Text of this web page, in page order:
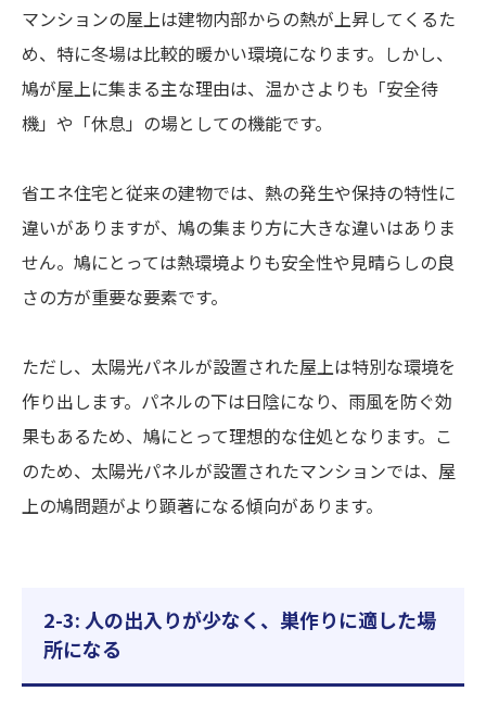
マンションの屋上は建物内部からの熱が上昇してくるた
め、特に冬場は比較的暖かい環境になります。しかし、
鳩が屋上に集まる主な理由は、温かさよりも「安全待
機」や「休息」の場としての機能です。
省エネ住宅と従来の建物では、熱の発生や保持の特性に
違いがありますが、鳩の集まり方に大きな違いはありま
せん。鳩にとっては熱環境よりも安全性や見晴らしの良
さの方が重要な要素です。
ただし、太陽光パネルが設置された屋上は特別な環境を
作り出します。パネルの下は日陰になり、雨風を防ぐ効
果もあるため、鳩にとって理想的な住処となります。こ
のため、太陽光パネルが設置されたマンションでは、屋
上の鳩問題がより顕著になる傾向があります。
2-3: 人の出入りが少なく、巣作りに適した場
所になる